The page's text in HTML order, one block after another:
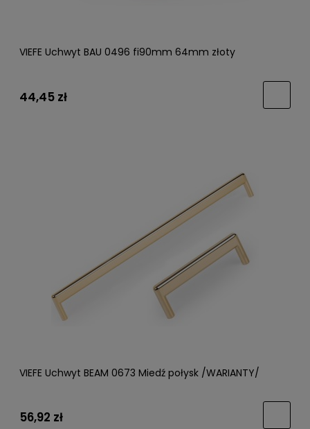
VIEFE Uchwyt BAU 0496 fi90mm 64mm złoty
44,45 zł
VIEFE Uchwyt BEAM 0673 Miedź połysk /WARIANTY/
56,92 zł